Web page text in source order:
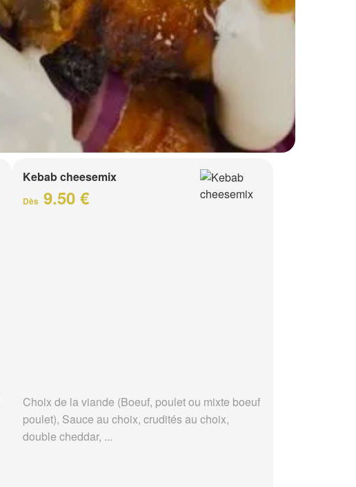
Kebab cheesemix
Dès 9.50 €
Choix de la viande (Boeuf, poulet ou mixte boeuf
poulet), Sauce au choix, crudités au choix,
double cheddar, ...